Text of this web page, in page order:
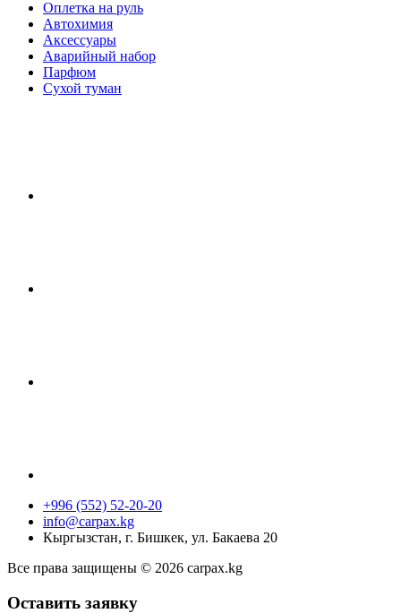
Оплетка на руль
Автохимия
Аксессуары
Аварийный набор
Парфюм
Сухой туман
+996 (552) 52-20-20
info@carpax.kg
Кыргызстан, г. Бишкек, ул. Бакаева 20
Все права защищены © 2026 carpax.kg
Оставить заявку